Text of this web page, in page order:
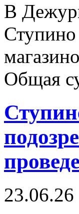
В
Ступино
Общая
23.06.26